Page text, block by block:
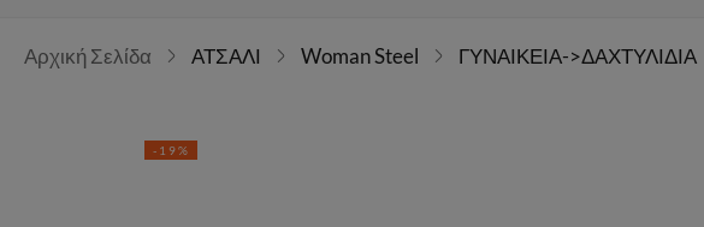
Αρχική Σελίδα ΑΤΣΑΛΙ Woman Steel ΓΥΝΑΙΚΕΙΑ->ΔΑΧΤΥΛΙΔΙΑ
-19%